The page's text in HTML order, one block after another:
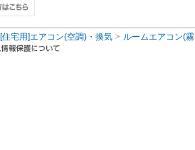
[住宅用]エアコン(空調)・換気 ルームエアコン(